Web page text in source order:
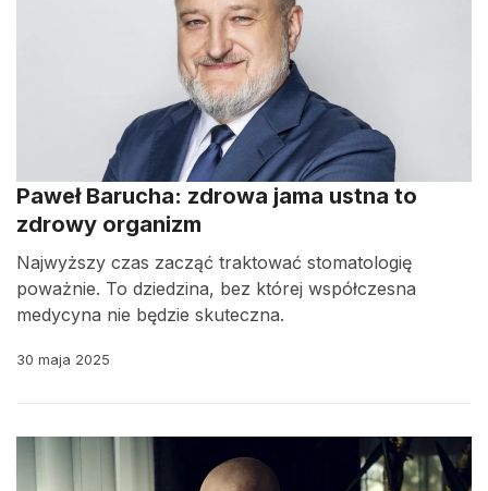
Paweł Barucha: zdrowa jama ustna to
zdrowy organizm
Najwyższy czas zacząć traktować stomatologię
poważnie. To dziedzina, bez której współczesna
medycyna nie będzie skuteczna.
30 maja 2025